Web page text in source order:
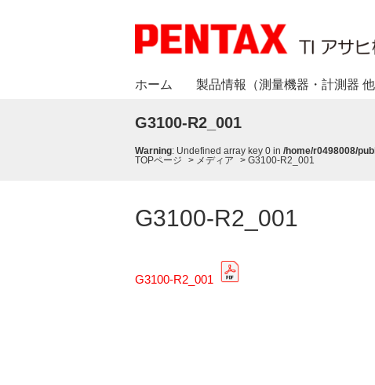
ホーム 製品情報（測量機器・計測器 他
G3100-R2_001
Warning: Undefined array key 0 in /home/r0498008/
TOPページ
> メディア > G3100-R2_001
G3100-R2_001
G3100-R2_001